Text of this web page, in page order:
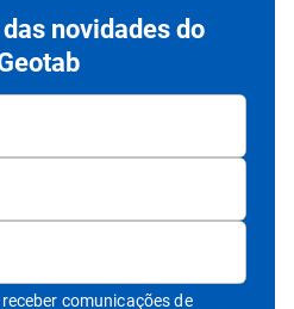
novidades do
comunicações de